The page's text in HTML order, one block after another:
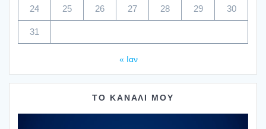
24 25 26 27 28 29 30
31
« Ιαν
ΤΟ ΚΑΝΑΛΙ ΜΟΥ